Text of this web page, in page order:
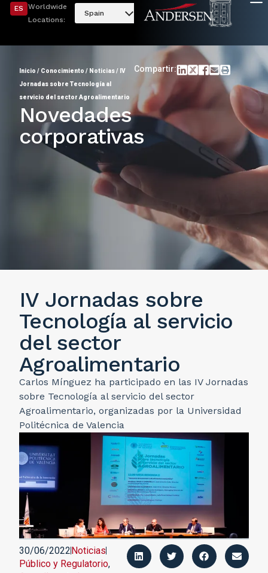
ES
Worldwide
Locations:
Spain
Inicio / Conocimiento / Noticias/ IV
Jornadas sobre Tecnología al
servicio del sector Agroalimentario
Compartir:
Novedades
corporativas
IV Jornadas sobre
Tecnología al servicio
del sector
Agroalimentario
Carlos Mínguez ha participado en las IV Jornadas
sobre Tecnología al servicio del sector
Agroalimentario, organizadas por la Universidad
Politécnica de Valencia
30/06/2022Noticias
Público y Regulatorio,